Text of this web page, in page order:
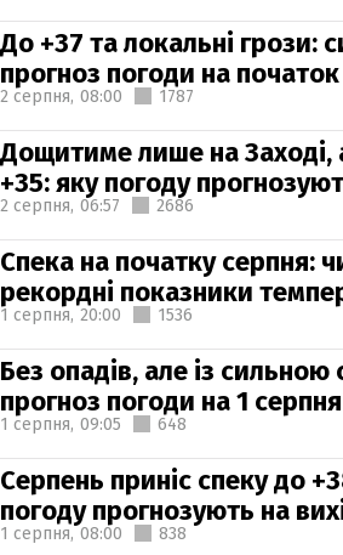
До +37 та локальні грози:
прогноз погоди на
2 серпня, 08:00 1787
Дощитиме лише на Заході,
+35: яку погоду
2 серпня, 06:57 2686
Спека на початку серпня:
рекордні показники
1 серпня, 20:00 1536
Без опадів, але із
прогноз погоди на 1 серпня
1 серпня, 09:05 648
Серпень приніс спеку до
погоду прогнозують на
1 серпня, 08:00 838